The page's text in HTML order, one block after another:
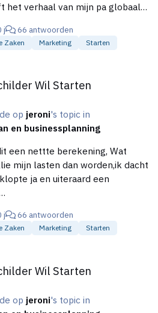
het verhaal van mijn pa globaal
per week en de helft wegzetten
verzekeringen
j 66 antwoorden
Zaken Marketing Starten
Wil Starten
op jeroni's topic in
en businessplanning
nettte berekening, Wat
mijn lasten dan worden,ik dacht
ja en uiteraard een
j 66 antwoorden
Zaken Marketing Starten
Wil Starten
op jeroni's topic in